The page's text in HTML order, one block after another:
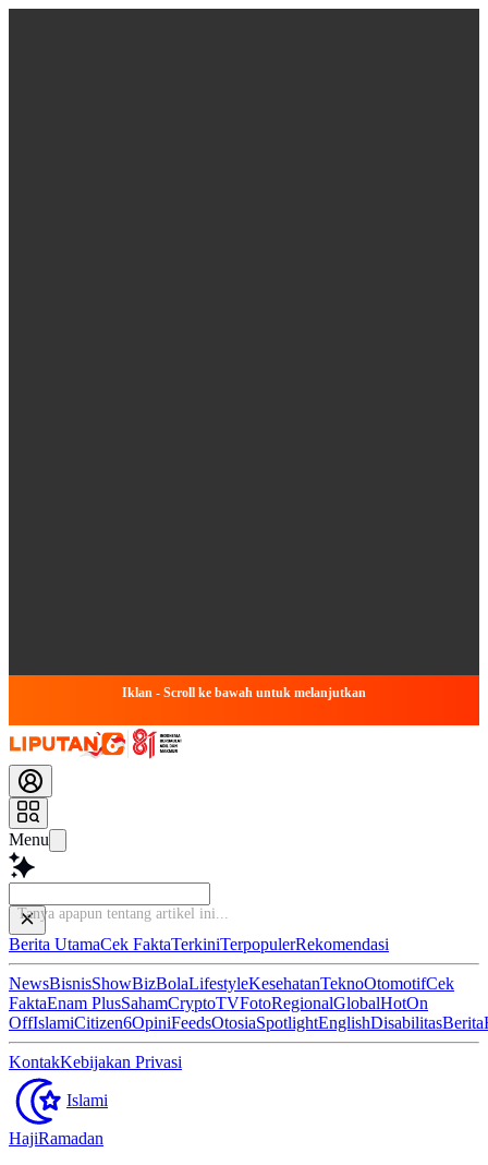
Iklan - Scroll ke bawah untuk melanjutkan
Menu
Tany
Berita UtamaCek FaktaTerkiniTerpopulerRekomendasi
NewsBisnisShowBizBolaLifestyleKesehatanTeknoOtomotifCek
FaktaEnam PlusSahamCryptoTVFotoRegionalGlobalHotOn
OffIslamiCitizen6OpiniFeedsOtosiaSpotlightEnglishDisabilitasBerita
KontakKebijakan Privasi
Islami
HajiRamadan